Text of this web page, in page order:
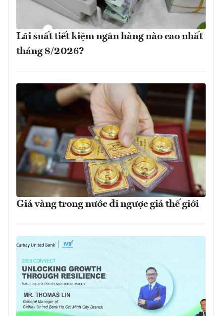
Lãi suất tiết kiệm ngân hàng nào cao nhất
tháng 8/2026?
Giá vàng trong nước đi ngược giá thế giới